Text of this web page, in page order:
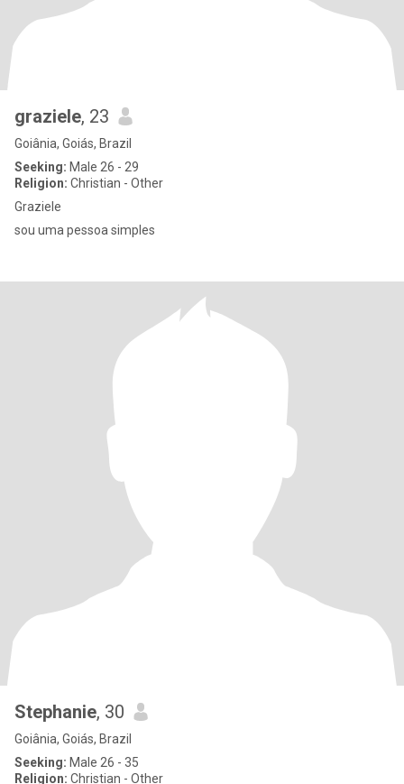
graziele, 23
Goiânia, Goiás, Brazil
Seeking: Male 26 - 29
Religion: Christian - Other
Graziele
sou uma pessoa simples
Stephanie, 30
Goiânia, Goiás, Brazil
Seeking: Male 26 - 35
Religion: Christian - Other